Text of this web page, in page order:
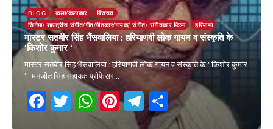
BLOG कला/कलाकार
विरासत
सिनेमा/ शास्त्रीस संगीत/गीत/गीतकार/गायक/ संगीत/ संगीतकार फिल्म
हरियाणा
मास्टर सतबीर सिंह भैंसवालिया : हरियाणवी लोक गायन व संस्कृति के
‘किशोर कुमार ‘
मास्टर सतबीर सिंह भैंसवालिया : हरियाणवी लोक गायन व संस्कृति के ‘ किशोर कुमार
‘ मनजीत सिंह सहायक प्रोफेसर…
Facebook
Twitter
WhatsApp
Pinterest
Telegram
Share